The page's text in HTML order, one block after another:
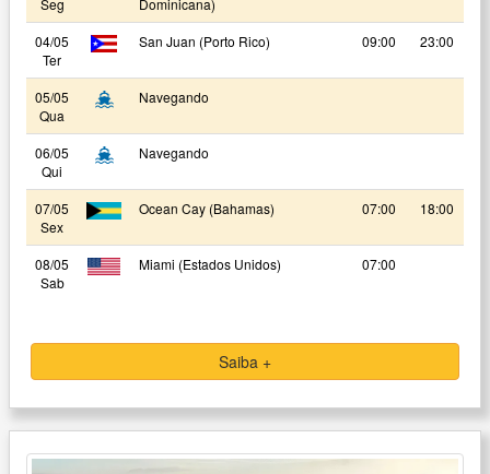
Seg
Dominicana)
04/05
Ter
San Juan (Porto Rico) 09:00 23:00
05/05
Qua
Navegando
06/05
Qui
Navegando
07/05
Sex
Ocean Cay (Bahamas) 07:00 18:00
08/05
Sab
Miami (Estados Unidos) 07:00
Saiba +